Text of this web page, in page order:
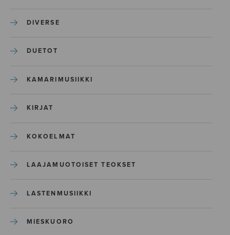
DIVERSE
DUETOT
KAMARIMUSIIKKI
KIRJAT
KOKOELMAT
LAAJAMUOTOISET TEOKSET
LASTENMUSIIKKI
MIESKUORO